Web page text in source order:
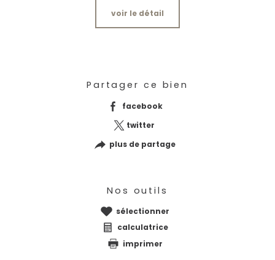
voir le détail
Partager ce bien
facebook
twitter
plus de partage
Nos outils
sélectionner
calculatrice
imprimer